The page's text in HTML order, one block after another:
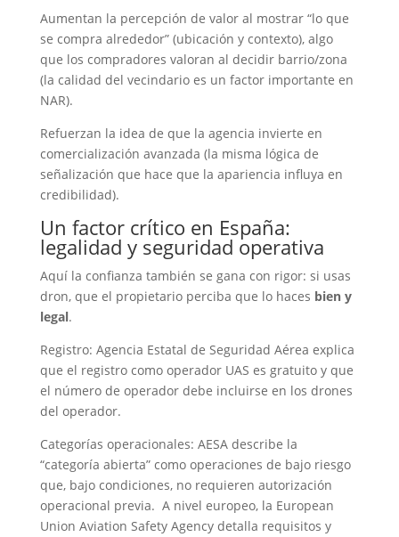
Aumentan la percepción de valor al mostrar “lo que
se compra alrededor” (ubicación y contexto), algo
que los compradores valoran al decidir barrio/zona
(la calidad del vecindario es un factor importante en
NAR).
Refuerzan la idea de que la agencia invierte en
comercialización avanzada (la misma lógica de
señalización que hace que la apariencia influya en
credibilidad).
Un factor crítico en España:
legalidad y seguridad operativa
Aquí la confianza también se gana con rigor: si usas
dron, que el propietario perciba que lo haces bien y
legal.
Registro: Agencia Estatal de Seguridad Aérea explica
que el registro como operador UAS es gratuito y que
el número de operador debe incluirse en los drones
del operador.
Categorías operacionales: AESA describe la
“categoría abierta” como operaciones de bajo riesgo
que, bajo condiciones, no requieren autorización
operacional previa. A nivel europeo, la European
Union Aviation Safety Agency detalla requisitos y